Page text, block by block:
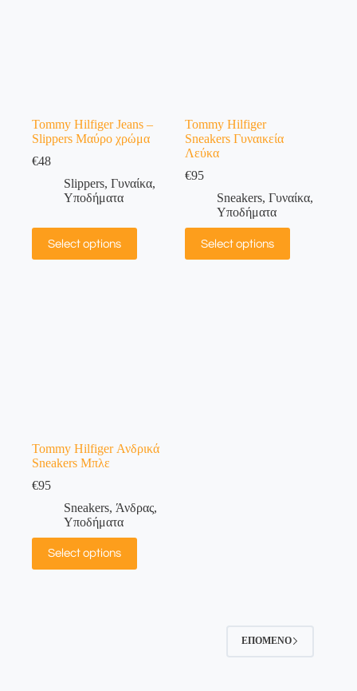
Tommy Hilfiger Jeans –
Slippers Μαύρο χρώμα
€48
Slippers, Γυναίκα,
Υποδήματα
Select options
Tommy Hilfiger
Sneakers Γυναικεία
Λεύκα
€95
Sneakers,Γυναίκα,
Υποδήματα
Select options
Tommy Hilfiger Ανδρικά
Sneakers Μπλε
€95
Sneakers, Άνδρας,
Υποδήματα
Select options
ΕΠΌΜΕΝΟ